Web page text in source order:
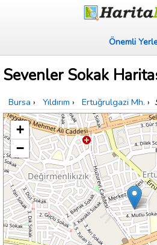
Önemli
Sevenler Sokak
Bursa › Yıldırım › Ertuğrulgazi Mh. ›
+
−